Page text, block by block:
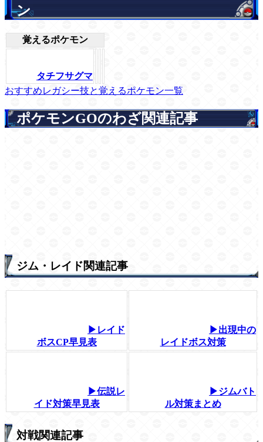
ン
覚えるポケモン
タチフサグマ
おすすめレガシー技と覚えるポケモン一覧
ポケモンGOのわざ関連記事
ジム・レイド関連記事
▶レイド
ボスCP早見表
▶出現中の
レイドボス対策
▶伝説レ
イド対策早見表
▶ジムバト
ル対策まとめ
対戦関連記事